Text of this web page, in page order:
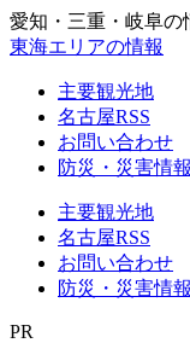
愛知・三重・岐阜の
東海エリアの情報
主要観光地
名古屋RSS
お問い合わせ
防災・災害情報
主要観光地
名古屋RSS
お問い合わせ
防災・災害情報
PR